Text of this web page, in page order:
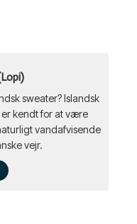
sweater? Islandsk
er kendt for at være
vandafvisende
vejr.